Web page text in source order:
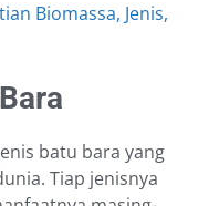
Biomassa, Jenis,
batu bara yang
Tiap jenisnya